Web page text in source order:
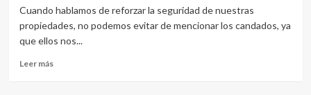
utilizar
puertas
madera
como
Cuando hablamos de reforzar la seguridad de nuestras
propiedades, no podemos evitar de mencionar los candados, ya
que ellos nos...
Leer másLeer